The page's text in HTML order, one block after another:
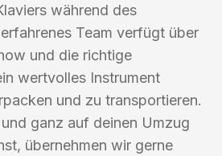
während des
Team verfügt über
und die richtige
wertvolles Instrument
und zu transportieren.
ganz auf deinen Umzug
übernehmen wir gerne